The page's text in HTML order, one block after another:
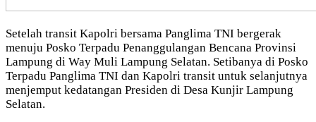
Setelah transit Kapolri bersama Panglima TNI bergerak
menuju Posko Terpadu Penanggulangan Bencana Provinsi
Lampung di Way Muli Lampung Selatan. Setibanya di Posko
Terpadu Panglima TNI dan Kapolri transit untuk selanjutnya
menjemput kedatangan Presiden di Desa Kunjir Lampung
Selatan.